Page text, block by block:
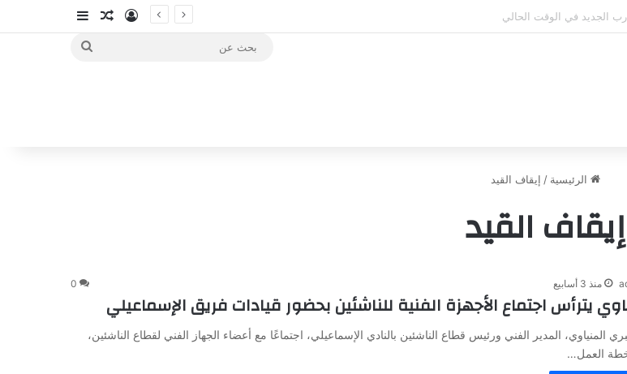
مع الوكرة والعودة لمصر قرار ثانوي تسجيل الدخول
مقال عشوائي
إضافة عمود
بحث
الرئيسية / إيقاف القيد
إيقاف القيد
منذ 3 أسابيع 0
يترأس اجتماع الأجهزة الفنية للناشئين بحضور قيادات فريق الإسماعيلي
المنياوي، المدير الفني ورئيس قطاع الناشئين بالنادي الإسماعيلي، اجتماعًا مع أعضاء الجهاز الفني لقطاع الناشئين،
العمل…